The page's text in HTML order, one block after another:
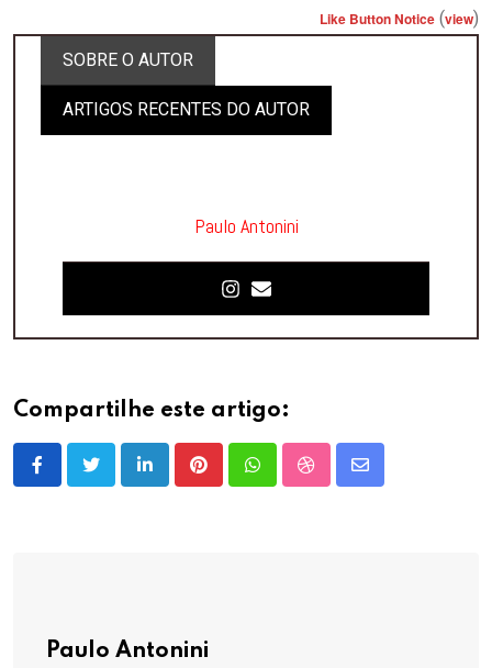
Like Button Notice (view)
SOBRE O AUTOR
ARTIGOS RECENTES DO AUTOR
Paulo Antonini
Compartilhe este artigo:
LinkedInPinterestWhatsappStumbleUpon
Share
Paulo Antonini